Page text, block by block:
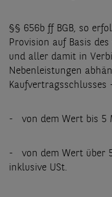
§§ 656b ff BGB, so
Provision auf Basis
und aller damit in
Nebenleistungen
Kaufvertragsschlusses
- von dem Wert bis 5
- von dem Wert über 5
inklusive USt.